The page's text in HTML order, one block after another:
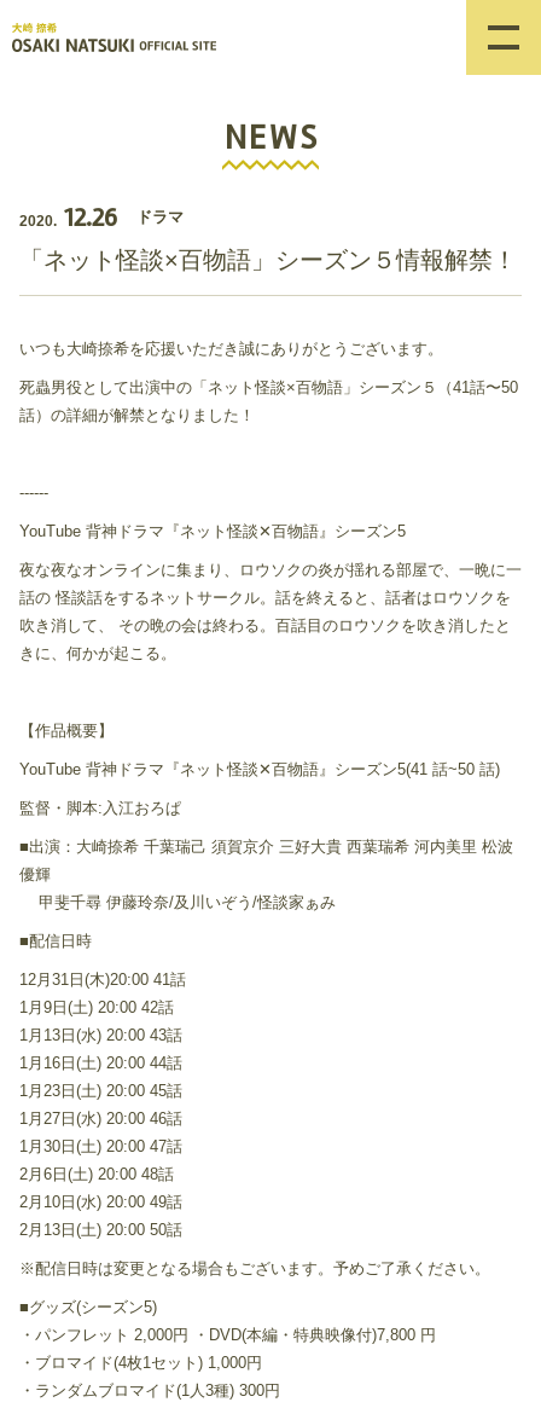
NEWS
2020. 12.26 ドラマ
「ネット怪談×百物語」シーズン５情報解禁！
いつも大崎捺希を応援いただき誠にありがとうございます。
死蟲男役として出演中の「ネット怪談×百物語」シーズン５（41話〜50
話）の詳細が解禁となりました！
------
YouTube 背神ドラマ『ネット怪談✕百物語』シーズン5
夜な夜なオンラインに集まり、ロウソクの炎が揺れる部屋で、一晩に一
話の 怪談話をするネットサークル。話を終えると、話者はロウソクを
吹き消して、 その晩の会は終わる。百話目のロウソクを吹き消したと
きに、何かが起こる。
【作品概要】
YouTube 背神ドラマ『ネット怪談✕百物語』シーズン5(41 話~50 話)
監督・脚本:入江おろぱ
■出演：大崎捺希 千葉瑞己 須賀京介 三好大貴 西葉瑞希 河内美里 松波
優輝
甲斐千尋 伊藤玲奈/及川いぞう/怪談家ぁみ
■配信日時
12月31日(木)20:00 41話
1月9日(土) 20:00 42話
1月13日(水) 20:00 43話
1月16日(土) 20:00 44話
1月23日(土) 20:00 45話
1月27日(水) 20:00 46話
1月30日(土) 20:00 47話
2月6日(土) 20:00 48話
2月10日(水) 20:00 49話
2月13日(土) 20:00 50話
※配信日時は変更となる場合もございます。予めご了承ください。
■グッズ(シーズン5)
・パンフレット 2,000円 ・DVD(本編・特典映像付)7,800 円
・ブロマイド(4枚1セット) 1,000円
・ランダムブロマイド(1人3種) 300円